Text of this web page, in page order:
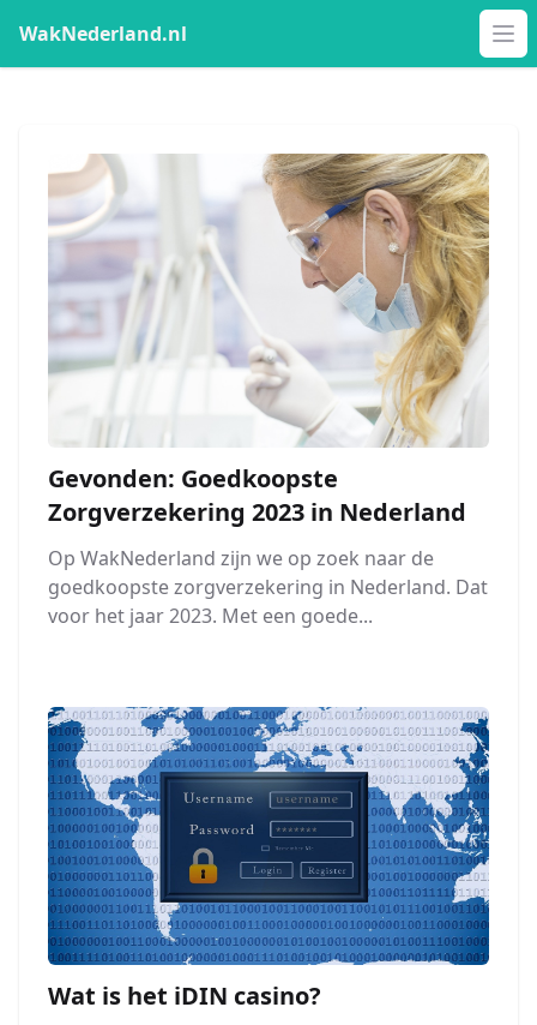
WakNederland.nl
Gevonden: Goedkoopste
Zorgverzekering 2023 in Nederland
Op WakNederland zijn we op zoek naar de
goedkoopste zorgverzekering in Nederland. Dat
voor het jaar 2023. Met een goede...
Wat is het iDIN casino?